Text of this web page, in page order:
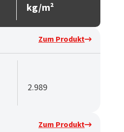
kg/m²
Zum Produkt
2.989
Zum Produkt